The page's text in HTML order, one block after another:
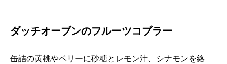
ダッチオーブンのフルーツコブラー
缶詰の黄桃やベリーに砂糖とレモン汁、シナモンを絡